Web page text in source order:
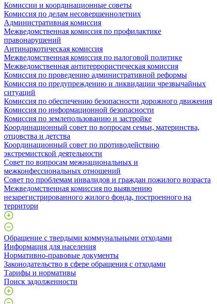
Комиссии и координационные советы
Комиссия по делам несовершеннолетних
Административная комиссия
Межведомственная комиссия по профилактике
правонарушений
Антинаркотическая комиссия
Межведомственная комиссия по налоговой политике
Межведомственная антитеррористическая комиссия
Комиссия по проведению административной реформы
Комиссия по предупреждению и ликвидации чрезвычайных
ситуаций
Комиссия по обеспечению безопасности дорожного движения
Комиссия по информационной безопасности
Комиссия по землепользованию и застройке
Координационный совет по вопросам семьи, материнства,
отцовства и детства
Координационный совет по противодействию
экстремистской деятельности
Совет по вопросам межнациональных и
межконфессиональных отношений
Совет по проблемам инвалидов и граждан пожилого возраста
Межведомственная комиссия по выявлению
незарегистрированного жилого фонда, построенного на
территори
Обращение с твердыми коммунальными отходами
Информация для населения
Нормативно-правовые документы
Законодательство в сфере обращения с отходами
Тарифы и нормативы
Поиск задолженности